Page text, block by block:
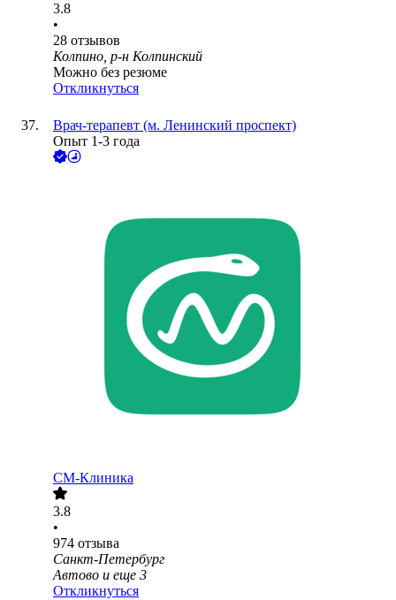
3.8
•
28 отзывов
Колпино, р-н Колпинский
Можно без резюме
Откликнуться
Врач-терапевт (м. Ленинский проспект)
Опыт 1-3 года
СМ-Клиника
3.8
•
974 отзыва
Санкт-Петербург
Автово и еще 3
Откликнуться